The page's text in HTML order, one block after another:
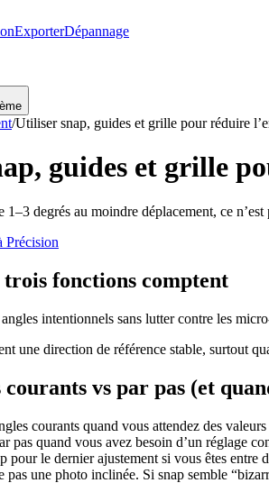
ExporterDépannage
/Utiliser snap, guides et grille pour réduire
guides et grille
1–3 degrés au moindre déplacement, ce
Précision
trois fonctions comptent
intentionnels sans lutter contre les
une direction de référence stable, surtout
courants vs par pas (et
courants quand vous attendez des
pas quand vous avez besoin d’un réglage
pour le dernier ajustement si vous êtes entre
pas une photo inclinée. Si snap semble